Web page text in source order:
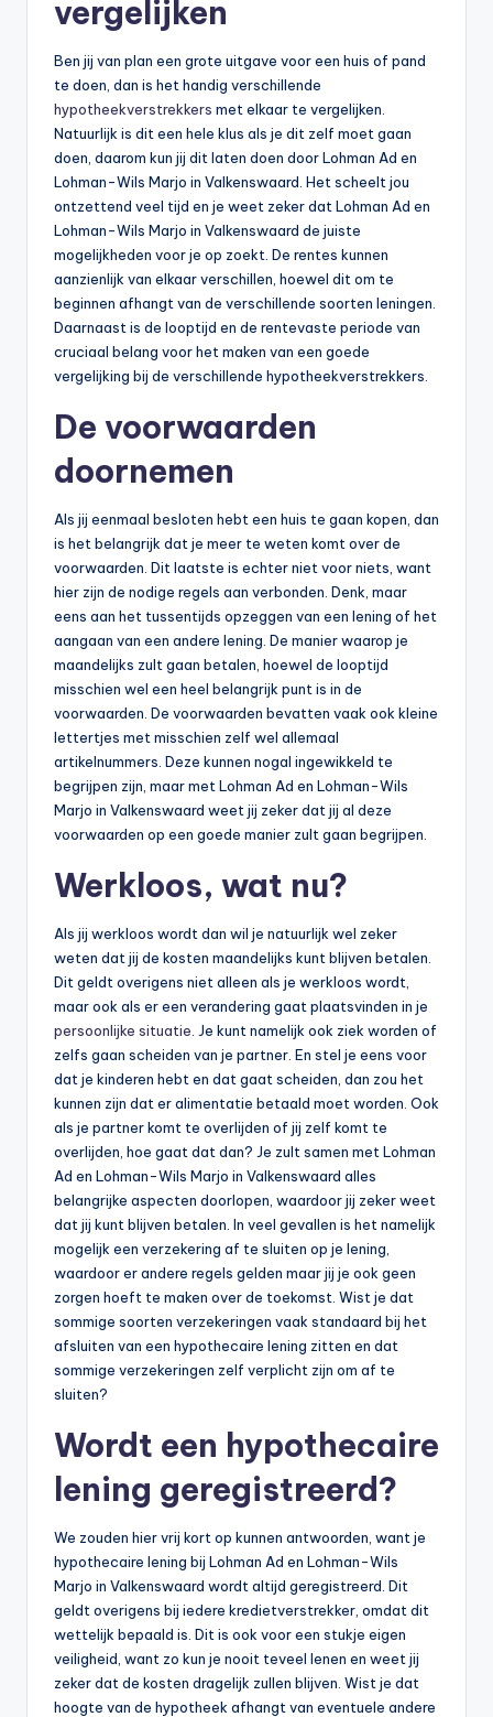
vergelijken
Ben jij van plan een grote uitgave voor een huis of pand
te doen, dan is het handig verschillende
hypotheekverstrekkers met elkaar te vergelijken.
Natuurlijk is dit een hele klus als je dit zelf moet gaan
doen, daarom kun jij dit laten doen door Lohman Ad en
Lohman-Wils Marjo in Valkenswaard. Het scheelt jou
ontzettend veel tijd en je weet zeker dat Lohman Ad en
Lohman-Wils Marjo in Valkenswaard de juiste
mogelijkheden voor je op zoekt. De rentes kunnen
aanzienlijk van elkaar verschillen, hoewel dit om te
beginnen afhangt van de verschillende soorten leningen.
Daarnaast is de looptijd en de rentevaste periode van
cruciaal belang voor het maken van een goede
vergelijking bij de verschillende hypotheekverstrekkers.
De voorwaarden
doornemen
Als jij eenmaal besloten hebt een huis te gaan kopen, dan
is het belangrijk dat je meer te weten komt over de
voorwaarden. Dit laatste is echter niet voor niets, want
hier zijn de nodige regels aan verbonden. Denk, maar
eens aan het tussentijds opzeggen van een lening of het
aangaan van een andere lening. De manier waarop je
maandelijks zult gaan betalen, hoewel de looptijd
misschien wel een heel belangrijk punt is in de
voorwaarden. De voorwaarden bevatten vaak ook kleine
lettertjes met misschien zelf wel allemaal
artikelnummers. Deze kunnen nogal ingewikkeld te
begrijpen zijn, maar met Lohman Ad en Lohman-Wils
Marjo in Valkenswaard weet jij zeker dat jij al deze
voorwaarden op een goede manier zult gaan begrijpen.
Werkloos, wat nu?
Als jij werkloos wordt dan wil je natuurlijk wel zeker
weten dat jij de kosten maandelijks kunt blijven betalen.
Dit geldt overigens niet alleen als je werkloos wordt,
maar ook als er een verandering gaat plaatsvinden in je
persoonlijke situatie . Je kunt namelijk ook ziek worden of
zelfs gaan scheiden van je partner. En stel je eens voor
dat je kinderen hebt en dat gaat scheiden, dan zou het
kunnen zijn dat er alimentatie betaald moet worden. Ook
als je partner komt te overlijden of jij zelf komt te
overlijden, hoe gaat dat dan? Je zult samen met Lohman
Ad en Lohman-Wils Marjo in Valkenswaard alles
belangrijke aspecten doorlopen, waardoor jij zeker weet
dat jij kunt blijven betalen. In veel gevallen is het namelijk
mogelijk een verzekering af te sluiten op je lening,
waardoor er andere regels gelden maar jij je ook geen
zorgen hoeft te maken over de toekomst. Wist je dat
sommige soorten verzekeringen vaak standaard bij het
afsluiten van een hypothecaire lening zitten en dat
sommige verzekeringen zelf verplicht zijn om af te
sluiten?
Wordt een hypothecaire
lening geregistreerd?
We zouden hier vrij kort op kunnen antwoorden, want je
hypothecaire lening bij Lohman Ad en Lohman-Wils
Marjo in Valkenswaard wordt altijd geregistreerd. Dit
geldt overigens bij iedere kredietverstrekker, omdat dit
wettelijk bepaald is. Dit is ook voor een stukje eigen
veiligheid, want zo kun je nooit teveel lenen en weet jij
zeker dat de kosten dragelijk zullen blijven. Wist je dat
hoogte van de hypotheek afhangt van eventuele andere